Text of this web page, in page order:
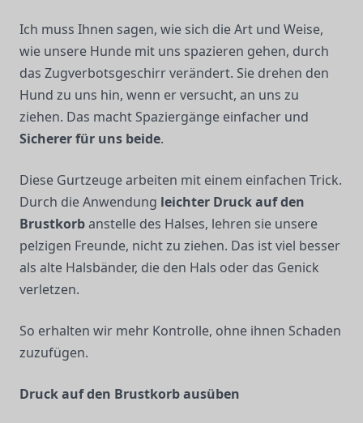
Ich muss Ihnen sagen, wie sich die Art und Weise,
wie unsere Hunde mit uns spazieren gehen, durch
das Zugverbotsgeschirr verändert. Sie drehen den
Hund zu uns hin, wenn er versucht, an uns zu
ziehen. Das macht Spaziergänge einfacher und
Sicherer für uns beide.
Diese Gurtzeuge arbeiten mit einem einfachen Trick.
Durch die Anwendung leichter Druck auf den
Brustkorbanstelle des Halses, lehren sie unsere
pelzigen Freunde, nicht zu ziehen. Das ist viel besser
als alte Halsbänder, die den Hals oder das Genick
verletzen.
So erhalten wir mehr Kontrolle, ohne ihnen Schaden
zuzufügen.
Druck auf den Brustkorb ausüben